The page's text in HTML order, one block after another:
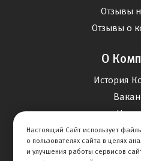
Отзывы
Отзывы о
О
История
Карта
Настоящий Сайт использует
о пользователях сайта в целях
и улучшения работы сервисов